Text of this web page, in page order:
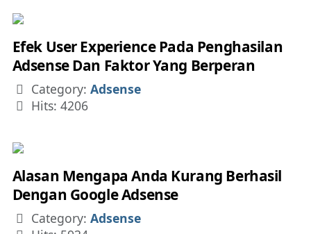
Efek User Experience Pada Penghasilan
Adsense Dan Faktor Yang Berperan
Details
Category: Adsense
Hits: 4206
Alasan Mengapa Anda Kurang Berhasil
Dengan Google Adsense
Details
Category: Adsense